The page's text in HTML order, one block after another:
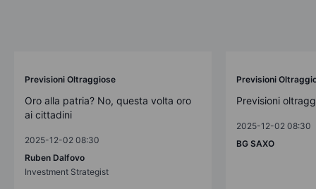
Previsioni Oltraggiose
Oro alla patria? No, questa volta oro
ai cittadini
2025-12-02 08:30
Ruben Dalfovo
Investment Strategist
Previsioni
Previsioni
2025-12-02 08:30
BG SAXO